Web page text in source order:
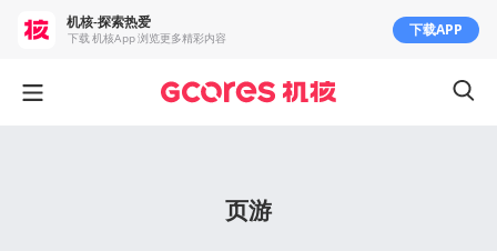
页游
机核-探索热爱
下载 机核App 浏览更多精彩内容 下载APP